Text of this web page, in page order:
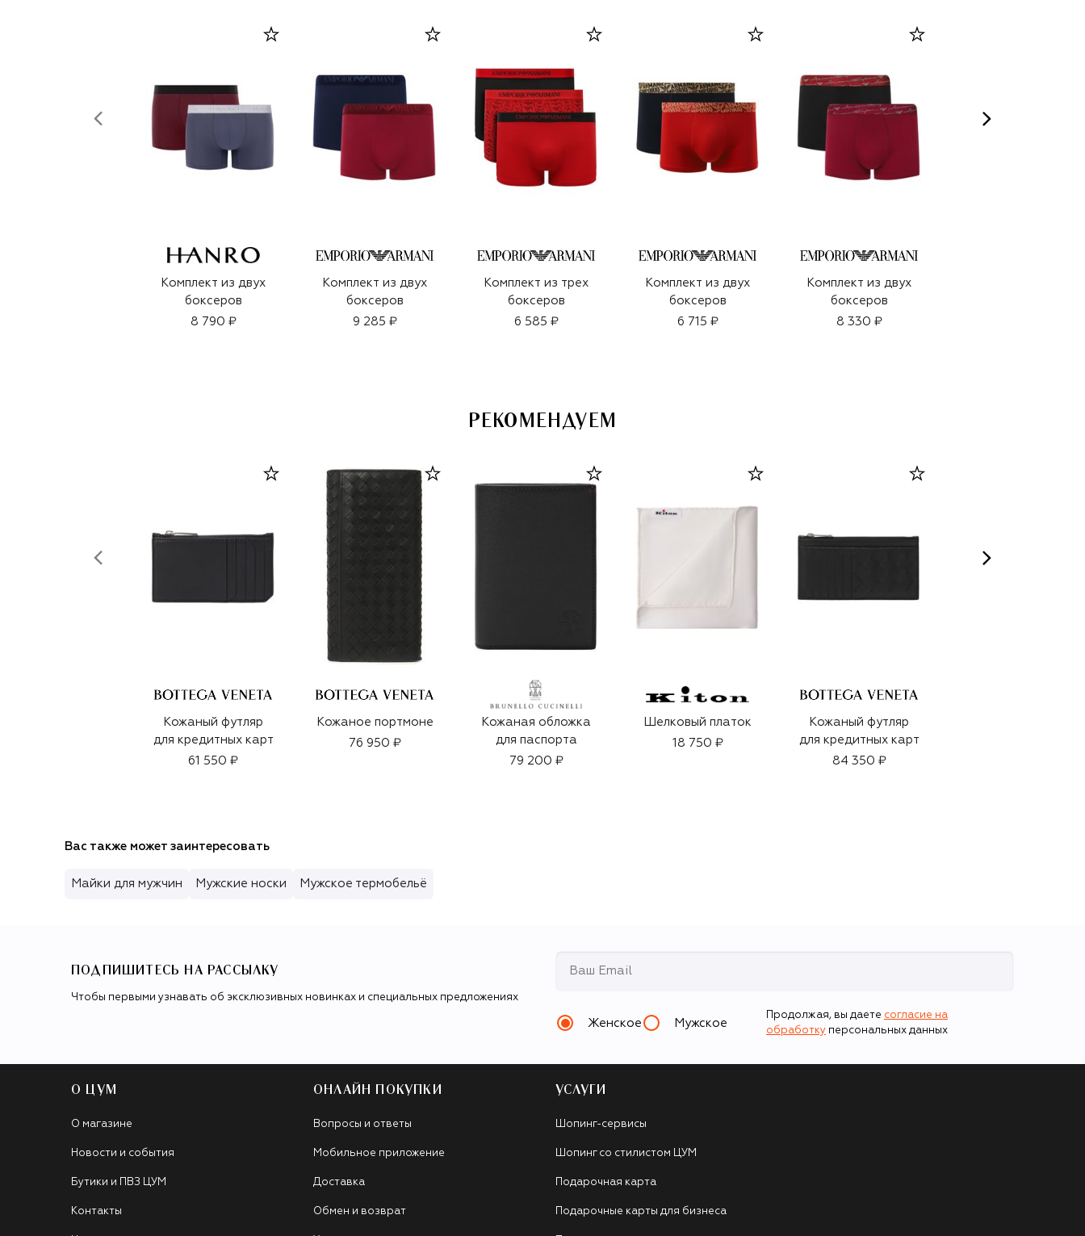
Комплект из двух
боксеров
8 790 ₽
Комплект из двух
боксеров
9 285 ₽
Комплект из трех
боксеров
6 585 ₽
Комплект из двух
боксеров
6 715 ₽
Комплект из двух
боксеров
8 330 ₽
РЕКОМЕНДУЕМ
Кожаный футляр
для кредитных карт
61 550 ₽
Кожаное портмоне
76 950 ₽
Кожаная обложка
для паспорта
79 200 ₽
Шелковый платок
18 750 ₽
Кожаный футляр
для кредитных карт
84 350 ₽
Вас также может заинтересовать
Майки для мужчин Мужские носки Мужское термобельё
ПОДПИШИТЕСЬ НА РАССЫЛКУ
Чтобы первыми узнавать об эксклюзивных новинках и специальных предложениях
Женское Мужское
Продолжая, вы даете согласие на
обработку персональных данных
О ЦУМ
О магазине
Новости и события
Бутики и ПВЗ ЦУМ
Контакты
ОНЛАЙН ПОКУПКИ
Вопросы и ответы
Мобильное приложение
Доставка
Обмен и возврат
УСЛУГИ
Шопинг-сервисы
Шопинг со стилистом ЦУМ
Подарочная карта
Подарочные карты для бизнеса